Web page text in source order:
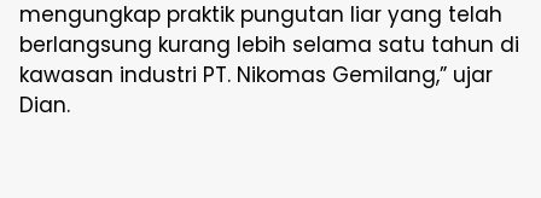
mengungkap praktik pungutan liar yang telah
berlangsung kurang lebih selama satu tahun di
kawasan industri PT. Nikomas Gemilang,” ujar
Dian.